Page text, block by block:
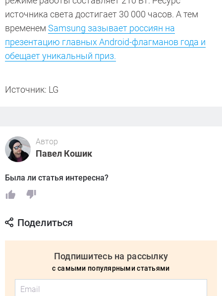
источника света достигает 30 000 часов. А тем
временем Samsung зазывает россиян на
презентацию главных Android-флагманов года и
обещает уникальный приз.
Источник: LG
Автор
Павел Кошик
Была ли статья интересна?
Поделиться
Подпишитесь на рассылку
с самыми популярными статьями